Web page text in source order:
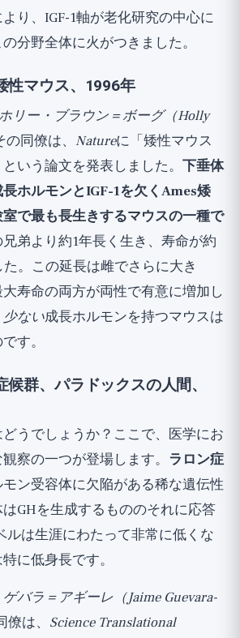
り、IGF-1軸が老化研究の中心に
分野全体に火がつきました。
性マウス、1996年
ホリー・ブラウン＝ボーグ（Holly
の同僚は、 Natureに「矮性マウス
いう論文を発表しました。 下垂体
ホルモンとIGF-1を欠くAmes矮
で最も長生きするマウスの一種で
弟より約1年長く生き、寿命が約
。この延長は雌でさらに大き
寿命の両方が両性で有意に増加し
少ない成長ホルモンを持つマウスは
す。
群、パラドックスの人間、
うでしょうか？ここで、医学にお
察の一つが登場します。 ラロン症
ン受容体に欠陥がある稀な遺伝性
GHを生成するもののそれに応答
ルは生涯にわたって非常に低くな
に低身長です。
バラ＝アギーレ（Jaime Guevara-
僚は、 Science Translational